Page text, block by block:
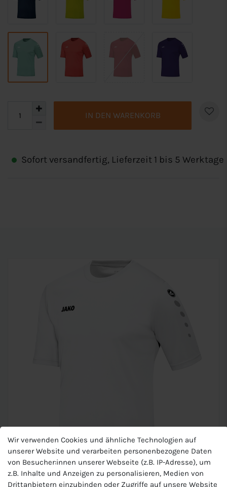
IN DEN WARENKORB
Sofort versandfertig, Lieferzeit 1 bis 5 Werktage
Wir verwenden Cookies und ähnliche Technologien auf
unserer Website und verarbeiten personenbezogene Daten
von Besucher:innen unserer Webseite (z.B. IP-Adresse), um
z.B. Inhalte und Anzeigen zu personalisieren, Medien von
Drittanbietern einzubinden oder Zugriffe auf unsere Website